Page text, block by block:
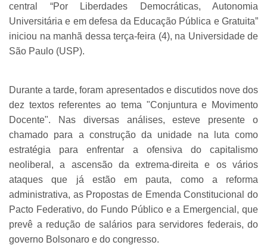
central “Por Liberdades Democráticas, Autonomia
Universitária e em defesa da Educação Pública e Gratuita”
iniciou na manhã dessa terça-feira (4), na Universidade de
São Paulo (USP).
Durante a tarde, foram apresentados e discutidos nove dos
dez textos referentes ao tema "Conjuntura e Movimento
Docente". Nas diversas análises, esteve presente o
chamado para a construção da unidade na luta como
estratégia para enfrentar a ofensiva do capitalismo
neoliberal, a ascensão da extrema-direita e os vários
ataques que já estão em pauta, como a reforma
administrativa, as Propostas de Emenda Constitucional do
Pacto Federativo, do Fundo Público e a Emergencial, que
prevê a redução de salários para servidores federais, do
governo Bolsonaro e do congresso.